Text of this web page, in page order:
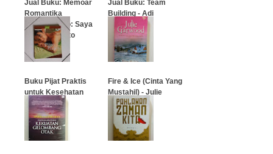
Jual Buku: Memoar
Romantika
Probosutedjo: Saya
dan Mas Harto
…
Jual Buku: Team
Building - Adi
Soenarno
…
Buku Pijat Praktis
untuk Kesehatan
…
Fire & Ice (Cinta Yang
Mustahil) - Julie
Garwood
…